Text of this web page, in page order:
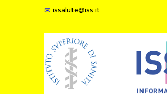
issalute@iss.it